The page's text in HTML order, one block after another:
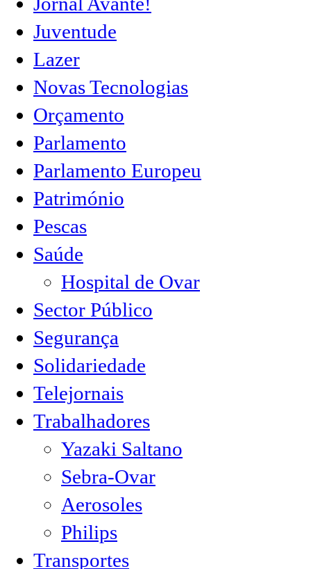
Juventude
Lazer
Novas Tecnologias
Orçamento
Parlamento
Parlamento Europeu
Património
Pescas
Saúde
Hospital de Ovar
Sector Público
Segurança
Solidariedade
Telejornais
Trabalhadores
Yazaki Saltano
Sebra-Ovar
Aerosoles
Philips
Transportes